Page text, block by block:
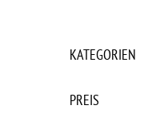
KATEGORIEN
PREIS